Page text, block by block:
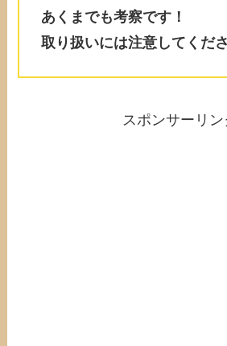
あくまでも考察です！
取り扱いには注意してくだ
スポンサーリン